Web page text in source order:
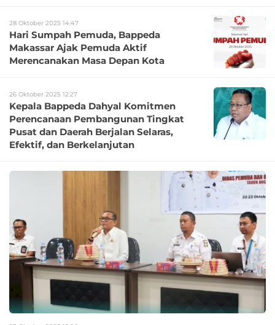
28 Oktober 2025 14:47
Hari Sumpah Pemuda, Bappeda
Makassar Ajak Pemuda Aktif
Merencanakan Masa Depan Kota
26 Oktober 2025 12:27
Kepala Bappeda Dahyal Komitmen
Perencanaan Pembangunan Tingkat
Pusat dan Daerah Berjalan Selaras,
Efektif, dan Berkelanjutan